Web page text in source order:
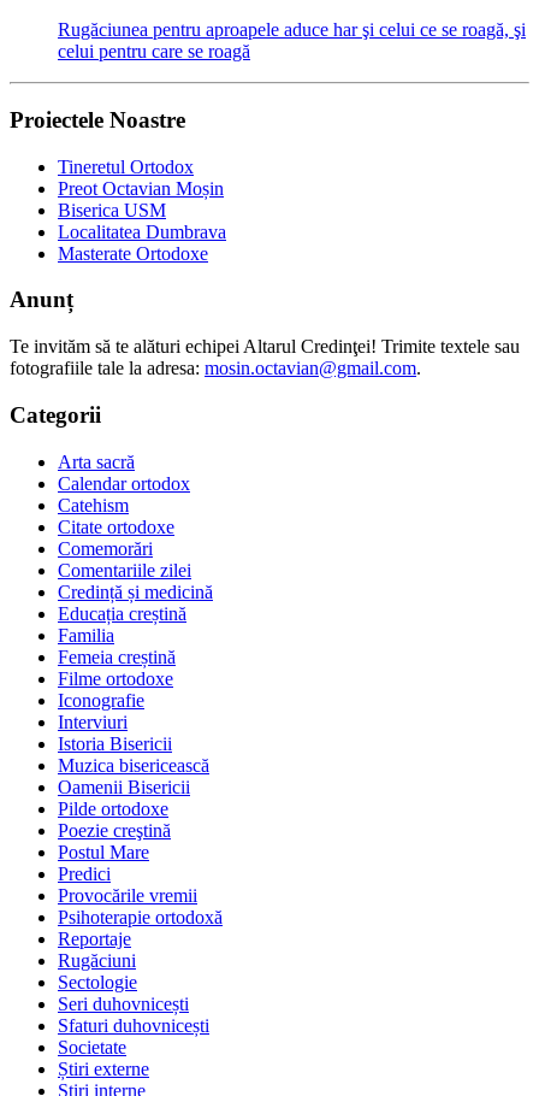
Rugăciunea pentru aproapele aduce har şi celui ce se roagă, şi
celui pentru care se roagă
Proiectele Noastre
Tineretul Ortodox
Preot Octavian Moșin
Biserica USM
Localitatea Dumbrava
Masterate Ortodoxe
Anunț
Te invităm să te alături echipei Altarul Credinţei! Trimite textele sau
fotografiile tale la adresa: mosin.octavian@gmail.com.
Categorii
Arta sacră
Calendar ortodox
Catehism
Citate ortodoxe
Comemorări
Comentariile zilei
Credință și medicină
Educația creștină
Familia
Femeia creștină
Filme ortodoxe
Iconografie
Interviuri
Istoria Bisericii
Muzica bisericească
Oamenii Bisericii
Pilde ortodoxe
Poezie creştină
Postul Mare
Predici
Provocările vremii
Psihoterapie ortodoxă
Reportaje
Rugăciuni
Sectologie
Seri duhovnicești
Sfaturi duhovnicești
Societate
Știri externe
Ştiri interne